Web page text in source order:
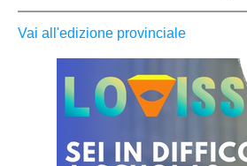
Vai all'edizione provinciale